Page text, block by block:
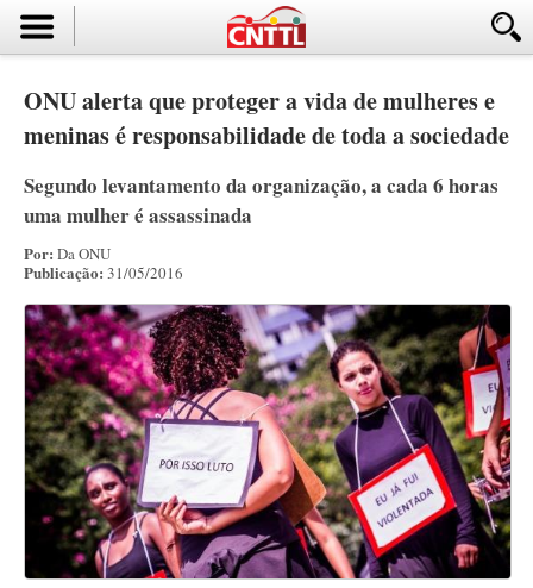
ONU alerta que proteger a vida de mulheres e
meninas é responsabilidade de toda a sociedade
Segundo levantamento da organização, a cada 6 horas
uma mulher é assassinada
Por: Da ONU
Publicação: 31/05/2016